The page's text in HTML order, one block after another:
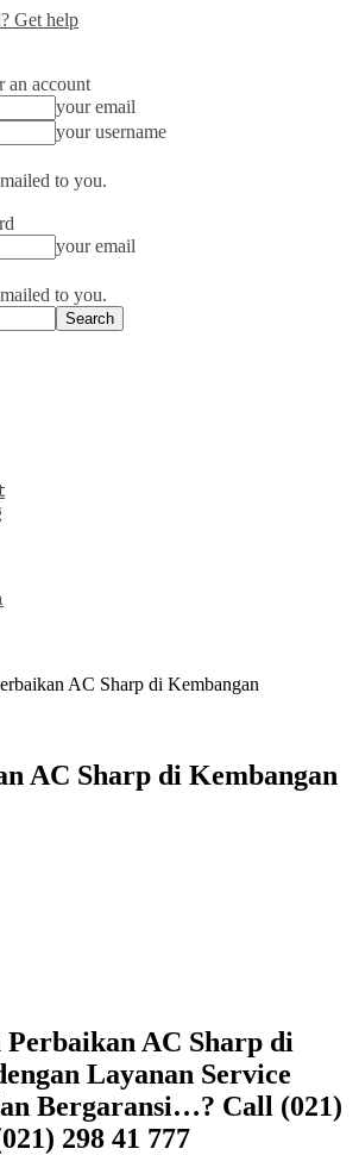
Get help
an account
your email
your username
to you.
your email
to you.
AC Sharp di Kembangan
AC Sharp di Kembangan
AC Sharp di
Layanan Service
Bergaransi…? Call (021)
298 41 777